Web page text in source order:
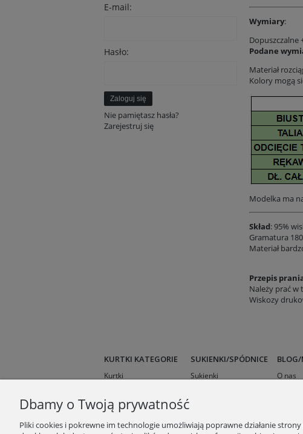
E-mail:
Hasło:
Zaloguj się
Nie pamiętasz hasła?
Zarejestruj się
Wymiary:
Dopuszczalne
Podane
Materiał
Kolory mogą
Modelka ma
Skład: 95%
Gramatura
Materiał
Przepis
Należy prać
Wiskozy
KURTKI KATEGORIE
Kurtki
Kurtki krótkie
SUKIENKI/SPÓDNICE
Sukienki
BLOG/
O nas
Dbamy o Twoją prywatność
Pliki cookies i pokrewne im technologie umożliwiają poprawne działanie